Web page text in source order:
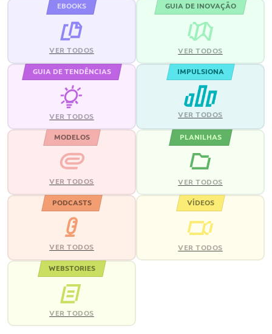
EBOOKS
VER TODOS
GUIA DE INOVAÇÃO
VER TODOS
GUIA DE TENDÊNCIAS
VER TODOS
IMPULSIONA
VER TODOS
MODELOS
VER TODOS
PLANILHAS
VER TODOS
PODCASTS
VER TODOS
VÍDEOS
VER TODOS
WEBSTORIES
VER TODOS